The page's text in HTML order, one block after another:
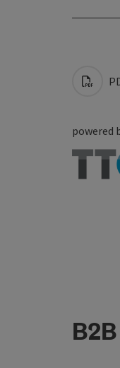
powered